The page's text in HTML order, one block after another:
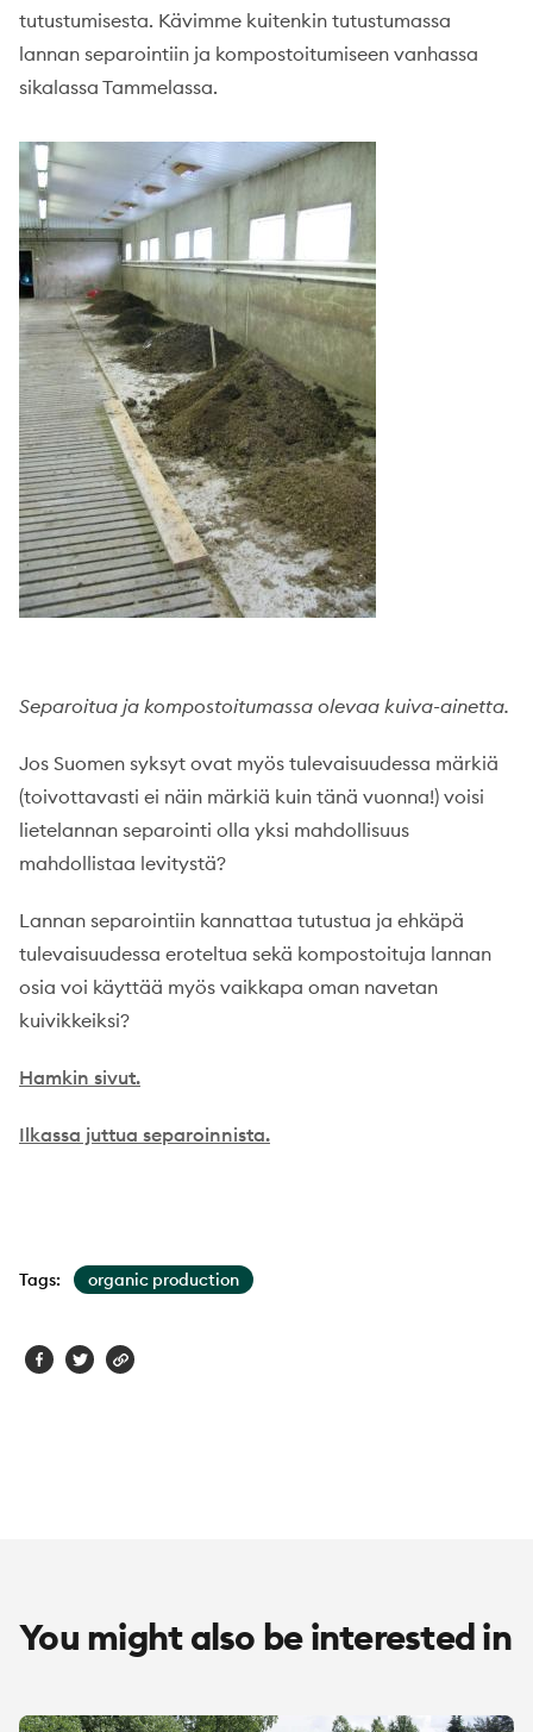
tutustumisesta. Kävimme kuitenkin tutustumassa
lannan separointiin ja kompostoitumiseen vanhassa
sikalassa Tammelassa.
Separoitua ja kompostoitumassa olevaa kuiva-ainetta.
Jos Suomen syksyt ovat myös tulevaisuudessa märkiä
(toivottavasti ei näin märkiä kuin tänä vuonna!) voisi
lietelannan separointi olla yksi mahdollisuus
mahdollistaa levitystä?
Lannan separointiin kannattaa tutustua ja ehkäpä
tulevaisuudessa eroteltua sekä kompostoituja lannan
osia voi käyttää myös vaikkapa oman navetan
kuivikkeiksi?
Hamkin sivut.
Ilkassa juttua separoinnista.
Tags: organic production
You might also be interested in